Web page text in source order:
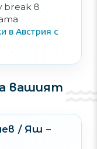
break в
в Австрия с
вашият
/ Яш –